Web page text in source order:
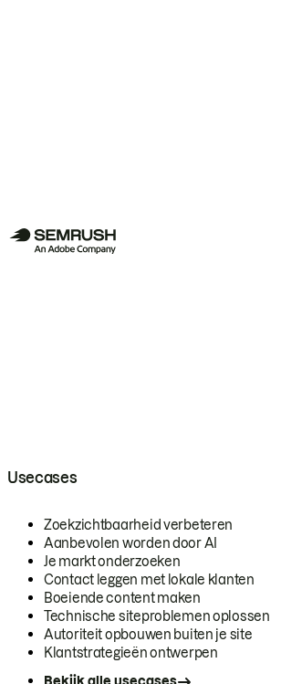
Usecases
Zoekzichtbaarheid verbeteren
Aanbevolen worden door AI
Je markt onderzoeken
Contact leggen met lokale klanten
Boeiende content maken
Technische siteproblemen oplossen
Autoriteit opbouwen buiten je site
Klantstrategieën ontwerpen